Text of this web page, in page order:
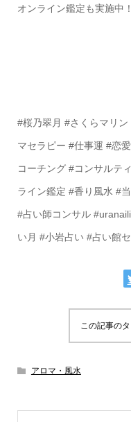
オンライン鑑定も実施中！
#桜乃翠月 #さくらマリ
マセラピー #仕事運 #恋
コーチング #コンサルテ
ライン鑑定 #香り風水 #
#占い師コンサル
い月 #小岩占い #占い館
この記事の
アロマ・風水